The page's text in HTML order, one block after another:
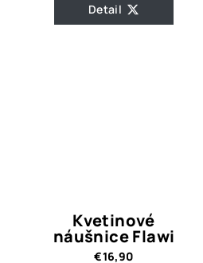
Detail
Kvetinové
náušnice Flawi
€16,90